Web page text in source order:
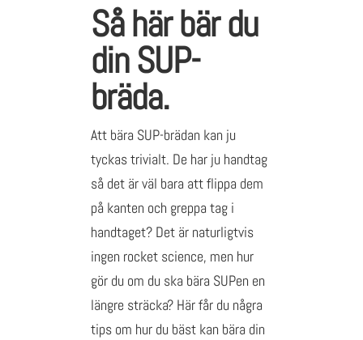
Så här bär du
din SUP-
bräda.
Att bära SUP-brädan kan ju
tyckas trivialt. De har ju handtag
så det är väl bara att flippa dem
på kanten och greppa tag i
handtaget? Det är naturligtvis
ingen rocket science, men hur
gör du om du ska bära SUPen en
längre sträcka? Här får du några
tips om hur du bäst kan bära din